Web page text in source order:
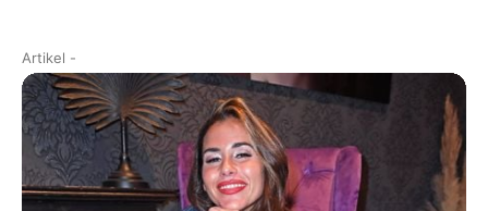
Artikel -